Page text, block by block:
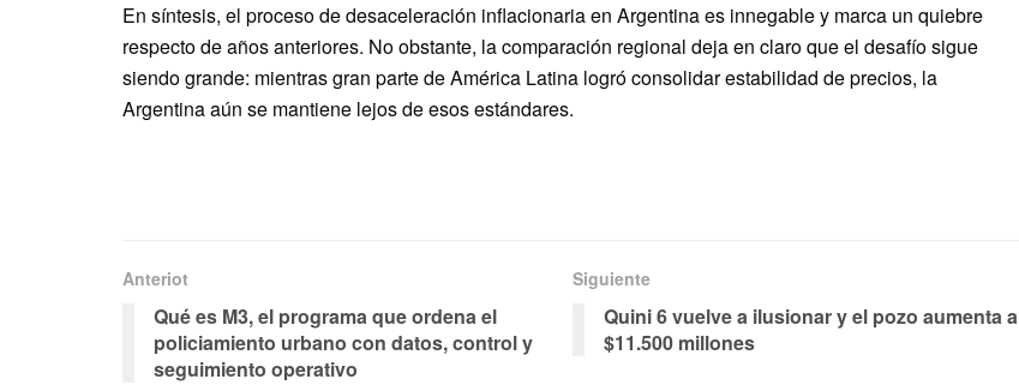
En síntesis, el proceso de desaceleración inflacionaria en Argentina es innegable y marca un quiebre
respecto de años anteriores. No obstante, la comparación regional deja en claro que el desafío sigue
siendo grande: mientras gran parte de América Latina logró consolidar estabilidad de precios, la
Argentina aún se mantiene lejos de esos estándares.
Anteriot
Qué es M3, el programa que ordena el
policiamiento urbano con datos, control y
seguimiento operativo
Siguiente
Quini 6 vuelve a ilusionar y el pozo aumenta a
$11.500 millones